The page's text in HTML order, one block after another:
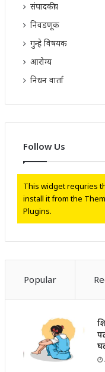
संपादकीय
निवडणूक
गुन्हे विषयक
आरोग्य
निधन वार्ता
Follow Us
This widget requries
install it from the
Plugins.
Popular